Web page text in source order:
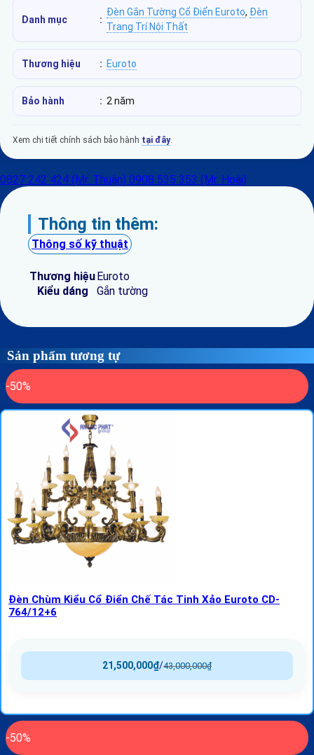
Danh mục :
Đèn Gắn Tường Cổ Điển Euroto, Đèn
Trang Trí Nội Thất
Thương hiệu : Euroto
Bảo hành : 2 năm
Xem chi tiết chính sách bảo hành tại đây.
0827 242 424 (Mr. Thuận) 0908 535 353 (Mr. Hoài)
Thông tin thêm:
Thông số kỹ thuật
Thương hiệuEuroto
Kiểu dáng
Gắn tường
Sản phẩm tương tự
-50%
Đèn Chùm Kiểu Cổ Điển Chế Tác Tinh Xảo Euroto CD-
764/12+6
43,000,000₫
/
21,500,000₫
-50%